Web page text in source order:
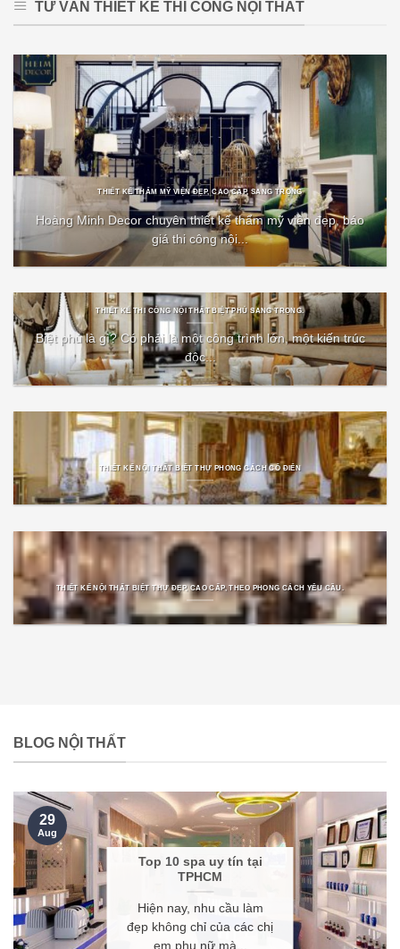
TƯ VẤN THIẾT KẾ THI CÔNG NỘI THẤT
THIẾT KẾ THẨM MỸ VIỆN ĐẸP, CAO CẤP, SANG TRỌNG
Hoàng Minh Decor chuyên thiết kế thẩm mỹ viện đẹp, báo
giá thi công nội...
THIẾT KẾ THI CÔNG NỘI THẤT BIỆT PHỦ SANG TRỌNG.
Biệt phủ là gì? Có phải là một công trình lớn, một kiến trúc
độc...
THIẾT KẾ NỘI THẤT BIỆT THỰ PHONG CÁCH CỔ ĐIỂN
THIẾT KẾ NỘI THẤT BIỆT THỰ ĐẸP, CAO CẤP, THEO PHONG CÁCH YÊU CẦU.
BLOG NỘI THẤT
Top 10 spa uy tín tại
TPHCM
Hiện nay, nhu cầu làm
đẹp không chỉ của các chị
em phụ nữ mà...
29
Aug